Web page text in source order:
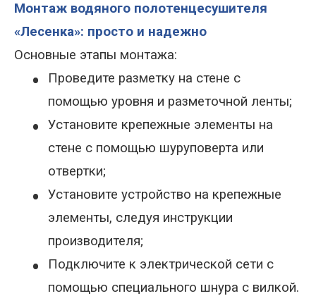
Монтаж водяного полотенцесушителя
«Лесенка»: просто и надежно
Основные этапы монтажа:
•
Проведите разметку на стене с
помощью уровня и разметочной ленты;
•
Установите крепежные элементы на
стене с помощью шуруповерта или
отвертки;
•
Установите устройство на крепежные
элементы, следуя инструкции
производителя;
•
Подключите к электрической сети с
помощью специального шнура с вилкой.